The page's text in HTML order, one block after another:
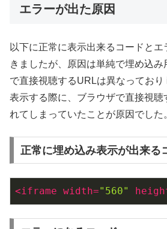
エラーが出た原因
以下に正常に表示出来るコードと
きましたが、原因は単純で埋め込
で直接視聴するURLは異なってお
表示する際に、ブラウザで直接視聴
れてしまっていたことが原因でした
正常に埋め込み表示が出来る
<iframe width="560"